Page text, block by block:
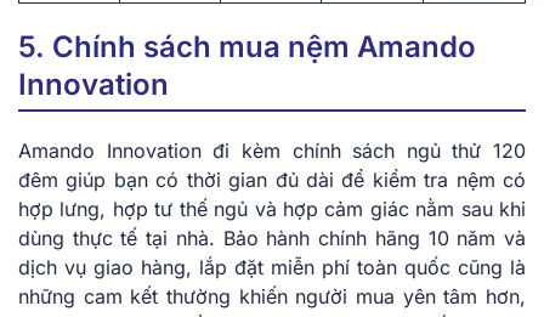
5. Chính sách mua nệm Amando
Innovation
Amando Innovation đi kèm chính sách ngủ thử 120
đêm giúp bạn có thời gian đủ dài để kiểm tra nệm có
hợp lưng, hợp tư thế ngủ và hợp cảm giác nằm sau khi
dùng thực tế tại nhà. Bảo hành chính hãng 10 năm và
dịch vụ giao hàng, lắp đặt miễn phí toàn quốc cũng là
những cam kết thường khiến người mua yên tâm hơn,